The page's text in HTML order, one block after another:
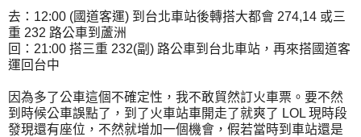
去：12:00 (國道客運) 到台北車站後轉搭大都會 274,14 或三
重 232 路公車到蘆洲
回：21:00 搭三重 232(副) 路公車到台北車站，再來搭國道客
運回台中
因為多了公車這個不確定性，我不敢貿然訂火車票。要不然
到時候公車誤點了，到了火車站車開走了就爽了 LOL 現時段
發現還有座位，不然就增加一個機會，假若當時到車站還是